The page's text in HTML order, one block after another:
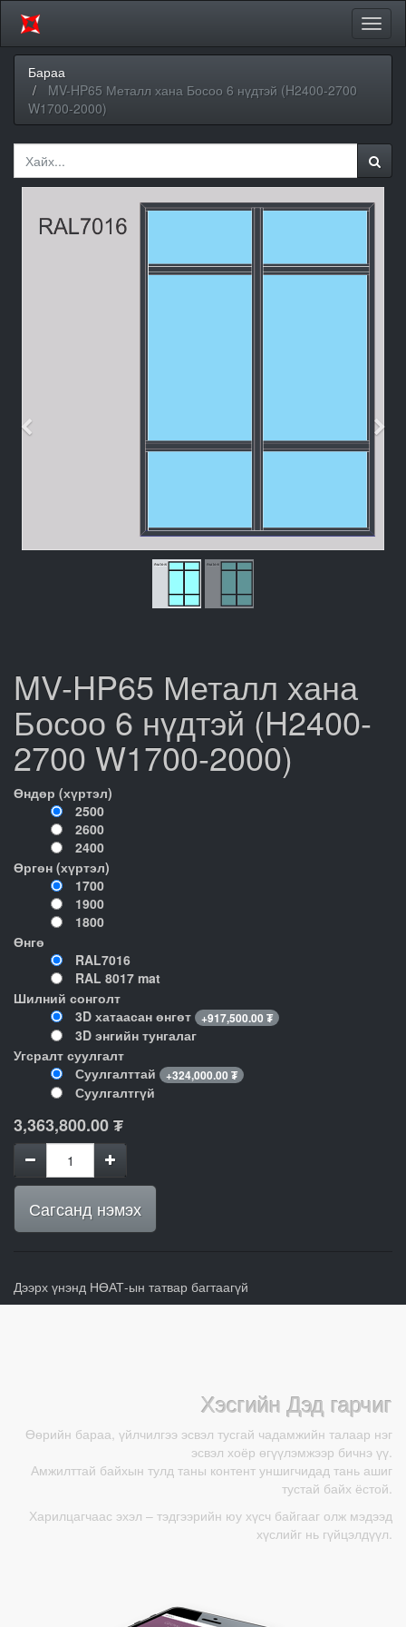
Бараа
MV-HP65 Металл хана Босоо 6 нүдтэй (H2400-2700
W1700-2000)
MV-HP65 Металл хана
Босоо 6 нүдтэй (H2400-
2700 W1700-2000)
Өндөр (хүртэл)
2500
2600
2400
Өргөн (хүртэл)
1700
1900
1800
Өнгө
RAL7016
RAL 8017 mat
Шилний сонголт
3D хатаасан өнгөт
+917,500.00 ₮
3D энгийн тунгалаг
Угсралт суулгалт
Суулгалттай
+324,000.00 ₮
Суулгалтгүй
3,363,800.00₮
Сагсанд нэмэх
Дээрх үнэнд НӨАТ-ын татвар багтаагүй
Хэсгийн Дэд гарчиг
Өөрийн бараа, үйлчилгээ эсвэл тусгай чадамжийн талаар нэг
эсвэл хоёр өгүүлэмжээр бичнэ үү.
Амжилттай байхын тулд таны контент уншигчидад тань ашиг
тустай байх ёстой.
Харилцагчаас эхэл – тэдгээрийн юу хүсч байгааг олж мэдээд
хүслийг нь гүйцэлдүүл.